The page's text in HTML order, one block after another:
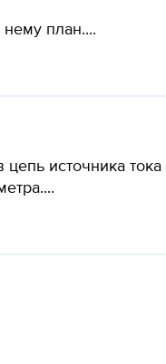
план....
источника